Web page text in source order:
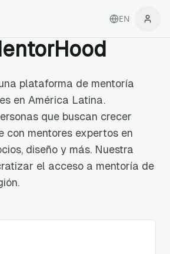
EN
plataforma de mentoría
en América Latina.
que buscan crecer
con mentores expertos en
diseño y más. Nuestra
el acceso a mentoría de